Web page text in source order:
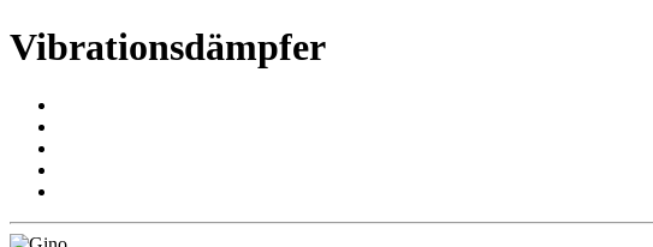
Vibrationsdämpfer